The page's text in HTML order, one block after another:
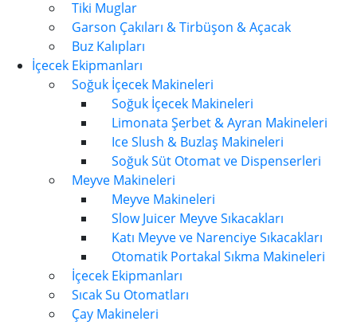
Tiki Muglar
Garson Çakıları & Tirbüşon & Açacak
Buz Kalıpları
İçecek Ekipmanları
Soğuk İçecek Makineleri
Soğuk İçecek Makineleri
Limonata Şerbet & Ayran Makineleri
Ice Slush & Buzlaş Makineleri
Soğuk Süt Otomat ve Dispenserleri
Meyve Makineleri
Meyve Makineleri
Slow Juicer Meyve Sıkacakları
Katı Meyve ve Narenciye Sıkacakları
Otomatik Portakal Sıkma Makineleri
İçecek Ekipmanları
Sıcak Su Otomatları
Çay Makineleri